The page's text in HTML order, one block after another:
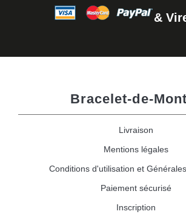
&
Bracelet-de-
Livraison
Mentions légales
Conditions d'utilisation et
Paiement sécurisé
Inscription